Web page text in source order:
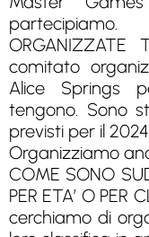
partecipiamo.
ORGANIZZATE
comitato
Alice Springs
tengono. Sono
previsti per il
Organizziamo
COME SONO
PER ETA’ O PER
cerchiamo di